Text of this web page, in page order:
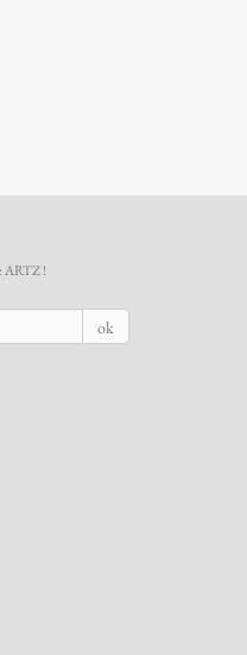
ARTZ !
ok